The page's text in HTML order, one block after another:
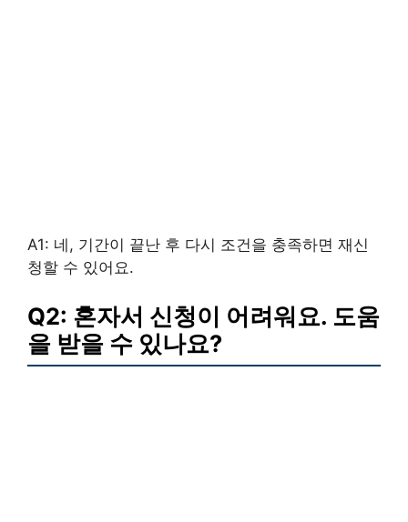
A1: 네, 기간이 끝난 후 다시 조건을 충족하면 재신
청할 수 있어요.
Q2: 혼자서 신청이 어려워요. 도움
을 받을 수 있나요?